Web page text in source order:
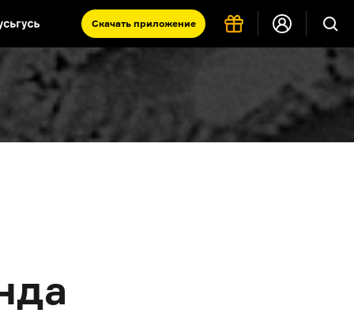
Скачать приложение
Запад и Восток: история культур
такое античность